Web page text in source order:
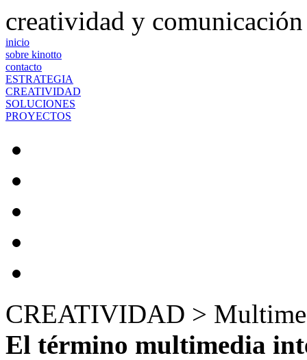
creatividad y
inicio
sobre kinotto
contacto
ESTRATEGIA
CREATIVIDAD
SOLUCIONES
PROYECTOS
CREATIVIDAD >
El término multimedia